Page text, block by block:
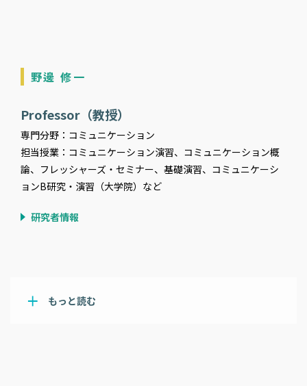
野邊 修一
Professor（教授）
専門分野：コミュニケーション
担当授業：コミュニケーション演習、コミュニケーション概
論、フレッシャーズ・セミナー、基礎演習、コミュニケーシ
ョンB研究・演習（大学院）など
研究者情報
もっと読む